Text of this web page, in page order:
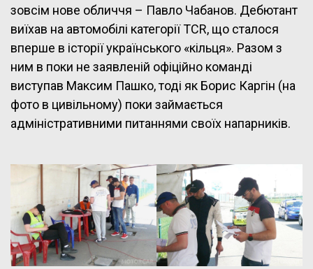
зовсім нове обличчя – Павло Чабанов. Дебютант
виїхав на автомобілі категорії TCR, що сталося
вперше в історії українського «кільця». Разом з
ним в поки не заявленій офіційно команді
виступав Максим Пашко, тоді як Борис Каргін (на
фото в цивільному) поки займається
адміністративними питаннями своїх напарників.